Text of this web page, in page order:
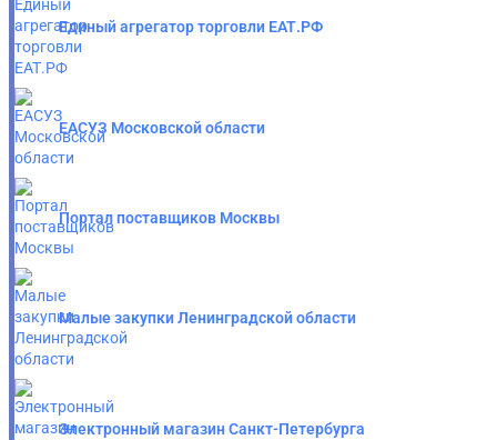
Единый агрегатор торговли ЕАТ.РФ
ЕАСУЗ Московской области
Портал поставщиков Москвы
Малые закупки Ленинградской области
Электронный магазин Санкт-Петербурга